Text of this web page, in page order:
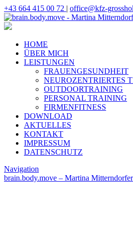
+43 664 415 00 72 | office@kfz-
HOME
ÜBER MICH
LEISTUNGEN
FRAUENGESUNDHEIT
NEUROZENTRIERTES
OUTDOORTRAINING
PERSONAL TRAINING
FIRMENFITNESS
DOWNLOAD
AKTUELLES
KONTAKT
IMPRESSUM
DATENSCHUTZ
Navigation
brain.body.move – Martina Mitterndorfer